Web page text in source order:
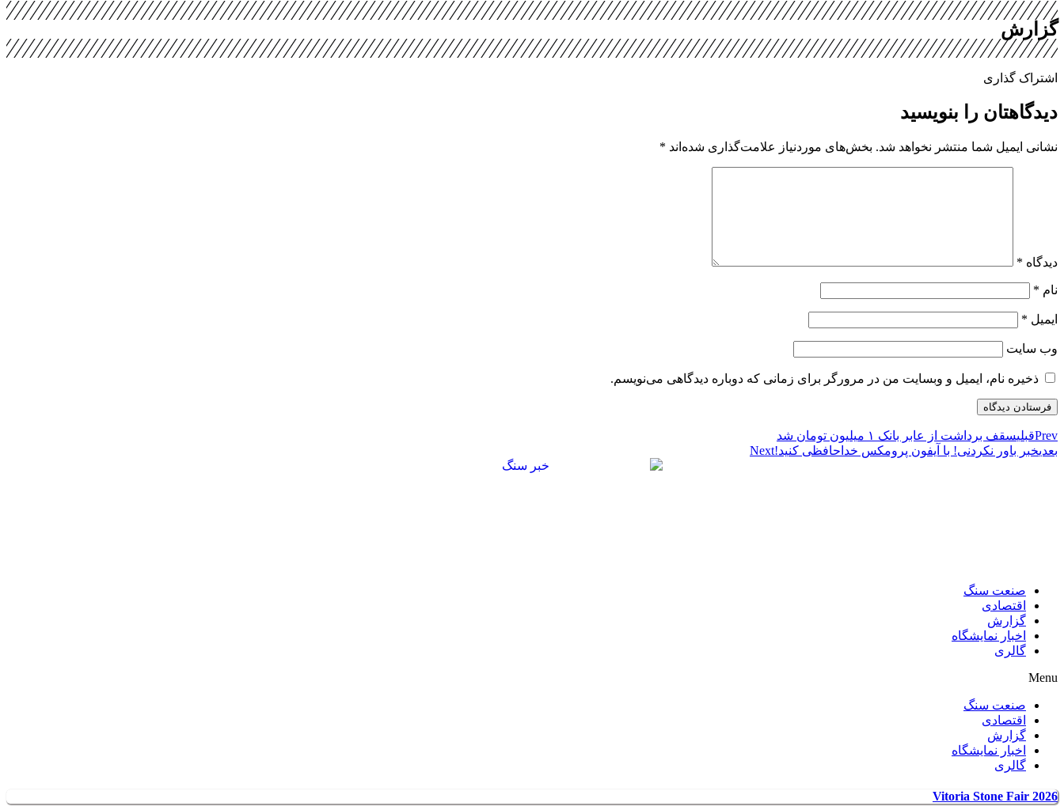
گزارش
اشتراک گذاری
دیدگاهتان را بنویسید
نشانی ایمیل شما منتشر نخواهد شد. بخش‌های موردنیاز علامت‌گذاری شده‌اند *
دیدگاه *
نام *
ایمیل *
وب‌ سایت
ذخیره نام، ایمیل و وبسایت من در مرورگر برای زمانی که دوباره دیدگاهی می‌نویسم.
Prevقبلیسقف برداشت از عابر بانک ۱ میلیون تومان شد
بعدیخبر باور نکردنی! با آیفون پرومکس خداحافظی کنید!Next
صنعت سنگ
اقتصادی
گزارش
اخبار نمایشگاه
گالری
Menu
صنعت سنگ
اقتصادی
گزارش
اخبار نمایشگاه
گالری
Vitoria Stone Fair 2026